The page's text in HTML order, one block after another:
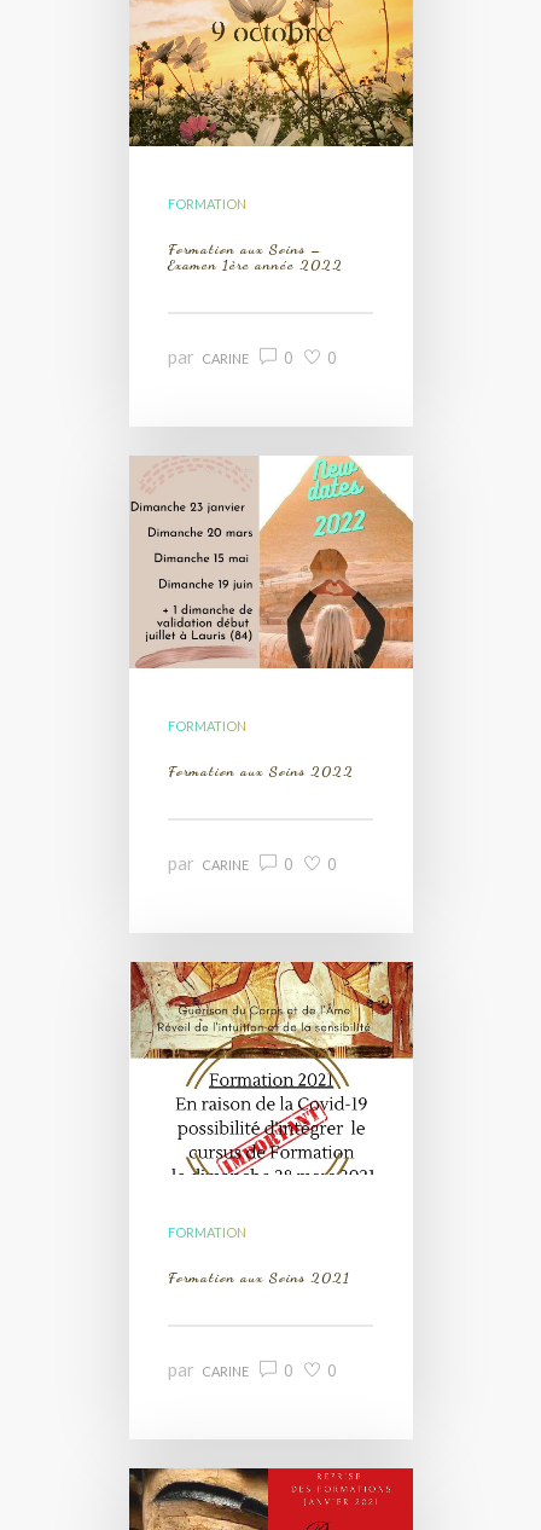
FORMATION
Formation aux Soins –
Examen 1ère année 2022
par CARINE 0 0
FORMATION
Formation aux Soins 2022
par CARINE 0 0
FORMATION
Formation aux Soins 2021
par CARINE 0 0